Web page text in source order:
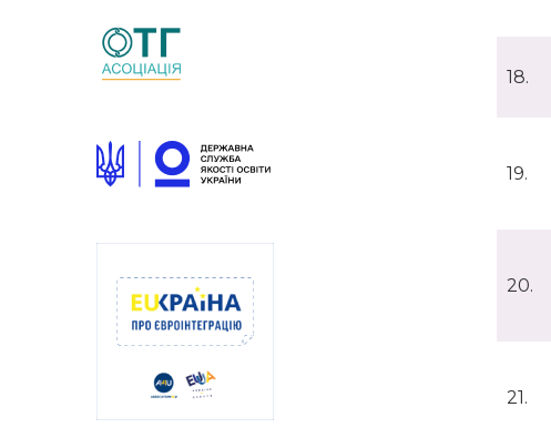
18.
19.
20.
21.